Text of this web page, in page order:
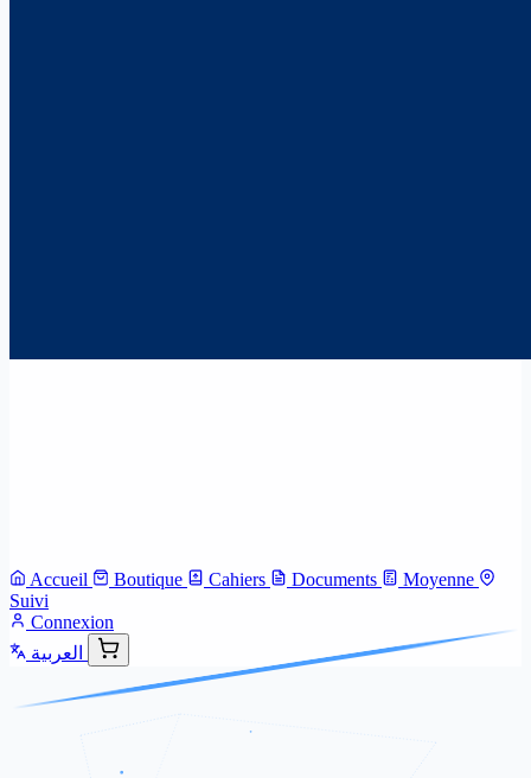
Accueil Boutique Cahiers Documents
Moyenne
Suivi
Connexion
العربية